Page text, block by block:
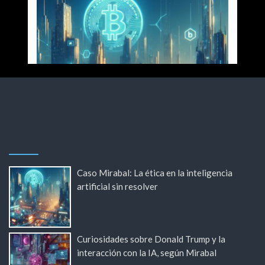
Caso Mirabal: La ética en la inteligencia
artificial sin resolver
Curiosidades sobre Donald Trump y la
interacción con la IA, según Mirabal